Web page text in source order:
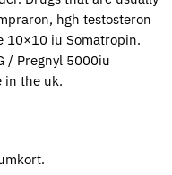
hgh testosteron
10×10 iu Somatropin.
/ Pregnyl 5000iu
in the uk.